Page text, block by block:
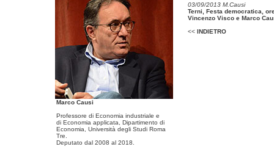
Marco Causi
Professore di Economia industriale e
di Economia applicata, Dipartimento di
Economia, Università degli Studi Roma
Tre.
Deputato dal 2008 al 2018.
03/09/2013 M.Causi
Terni, Festa democratica,
Vincenzo Visco e Marco
<< INDIETRO